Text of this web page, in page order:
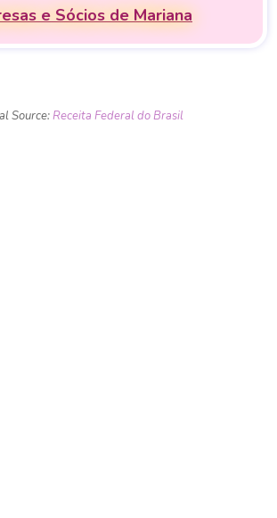
e Sócios de Mariana
Source:Receita Federal do Brasil